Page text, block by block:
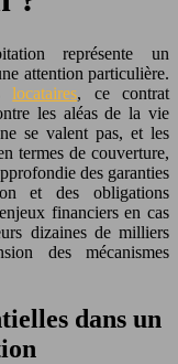
représente un
attention particulière.
locataires, ce contrat
les aléas de la vie
se valent pas, et les
termes de couverture,
des garanties
et des obligations
financiers en cas
dizaines de milliers
des mécanismes
dans un